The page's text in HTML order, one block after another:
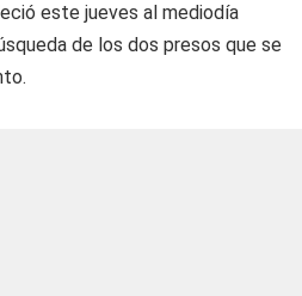
este jueves al mediodía
de los dos presos que se